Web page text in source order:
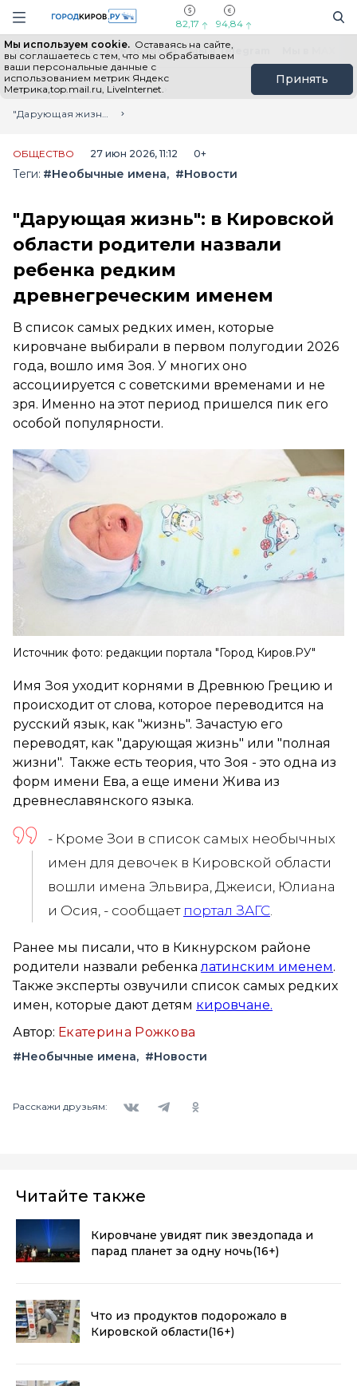
Навигация сайта
82,17 94,84
Мы используем cookie. Оставаясь на сайте,
вы соглашаетесь с тем, что мы обрабатываем
ваши персональные данные с
использованием метрик Яндекс
Метрика,top.mail.ru, LiveInternet.
Принять
Выборы - 2026 Все новости Мы в Telegram
Главная
Лента новостей
"Дарующая жизнь": в Кировской области родители назвали ребенка редким древнегреческим именем
ОБЩЕСТВО 27 июн 2026, 11:12 0+
Теги: #Необычные имена #Новости
"Дарующая жизнь": в Кировской
области родители назвали
ребенка редким
древнегреческим именем
В список самых редких имен, которые
кировчане выбирали в первом полугодии 2026
года, вошло имя Зоя. У многих оно
ассоциируется с советскими временами и не
зря. Именно на этот период пришелся пик его
особой популярности.
Источник фото: редакции портала "Город Киров.РУ"
Имя Зоя уходит корнями в Древнюю Грецию и
происходит от слова, которое переводится на
русский язык, как "жизнь". Зачастую его
переводят, как "дарующая жизнь" или "полная
жизни". Также есть теория, что Зоя - это одна из
форм имени Ева, а еще имени Жива из
древнеславянского языка.
- Кроме Зои в список самых необычных
имен для девочек в Кировской области
вошли имена Эльвира, Джеиси, Юлиана
и Осия, - сообщает портал ЗАГС
Ранее мы писали, что в Кикнурском районе
родители назвали ребенка латинским именем.
Также эксперты озвучили список самых редких
имен, которые дают детям кировчане.
Автор: Екатерина Рожкова
#Необычные имена #Новости
Расскажи друзьям:
Читайте также
Кировчане увидят пик звездопада и
парад планет за одну ночь(16+)
Что из продуктов подорожало в
Кировской области(16+)